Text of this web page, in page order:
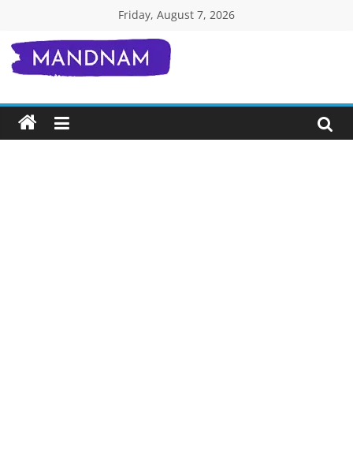
content
Friday, August 7, 2026
Mandnam.com
जाने
एक-